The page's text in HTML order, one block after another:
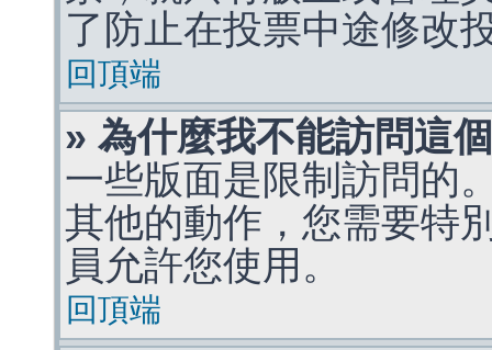
了防止在投票中途修改
回頂端
» 為什麼我不能訪問這
一些版面是限制訪問的
其他的動作，您需要特
員允許您使用。
回頂端